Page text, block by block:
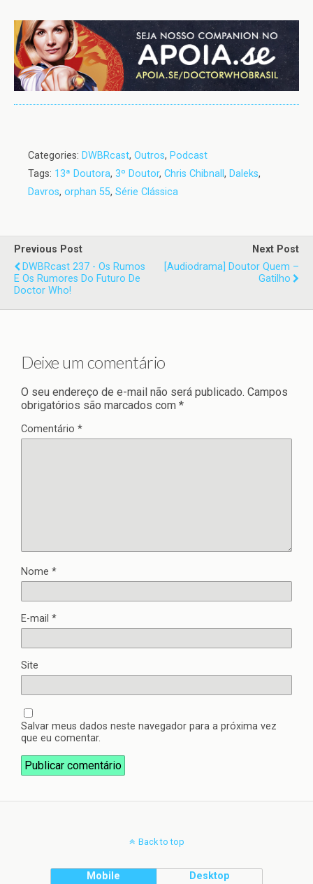
Categories: DWBRcast, Outros, Podcast
Tags: 13ª Doutora, 3º Doutor, Chris Chibnall , Daleks,
Davros, orphan 55, Série Clássica
Previous Post
DWBRcast 237 - Os Rumos
E Os Rumores Do Futuro De
Doctor Who!
Next Post
[Audiodrama] Doutor Quem –
Gatilho
Deixe um comentário
O seu endereço de e-mail não será publicado. Campos
obrigatórios são marcados com *
Comentário *
Nome *
E-mail *
Site
Salvar meus dados neste navegador para a próxima vez
que eu comentar.
Back to top
Mobile Desktop